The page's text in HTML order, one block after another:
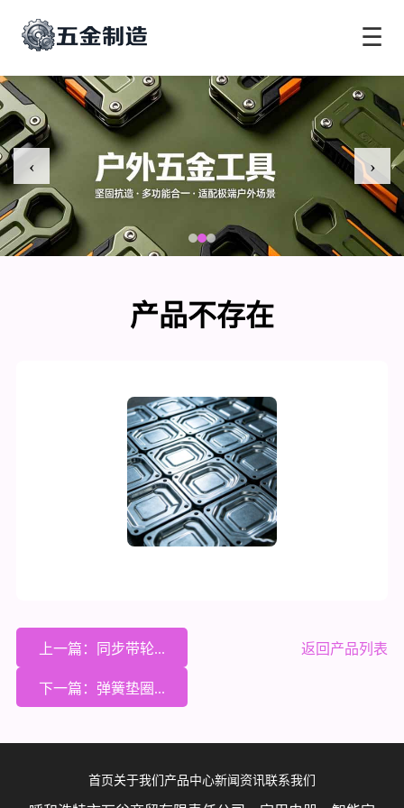
☰
‹ ›
产品不存在
上一篇：同步带轮... 返回产品列表
下一篇：弹簧垫圈...
首页 关于我们 产品中心新闻资讯联系我们